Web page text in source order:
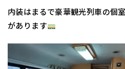
内装はまるで豪華観光列車の個
があります